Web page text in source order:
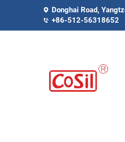
Donghai Road,
+86-512-56318652